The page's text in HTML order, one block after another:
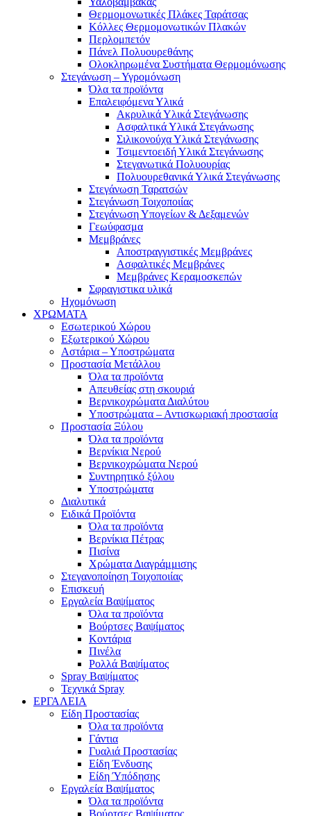
Θερμομονωτικές Πλάκες Ταράτσας
Κόλλες Θερμομονωτικών Πλακών
Περλομπετόν
Πάνελ Πολυουρεθάνης
Ολοκληρωμένα Συστήματα Θερμομόνωσης
Στεγάνωση – Υγρομόνωση
Όλα τα προϊόντα
Επαλειφόμενα Υλικά
Ακρυλικά Υλικά Στεγάνωσης
Ασφαλτικά Υλικά Στεγάνωσης
Σιλικονούχα Υλικά Στεγάνωσης
Τσιμεντοειδή Υλικά Στεγάνωσης
Στεγανωτικά Πολυουρίας
Πολυουρεθανικά Υλικά Στεγάνωσης
Στεγάνωση Ταρατσών
Στεγάνωση Τοιχοποιίας
Στεγάνωση Υπογείων & Δεξαμενών
Γεωύφασμα
Μεμβράνες
Αποστραγγιστικές Μεμβράνες
Ασφαλτικές Μεμβράνες
Μεμβράνες Κεραμοσκεπών
Σφραγιστικα υλικά
Ηχομόνωση
ΧΡΩΜΑΤΑ
Εσωτερικού Χώρου
Εξωτερικού Χώρου
Αστάρια – Υποστρώματα
Προστασία Μετάλλου
Όλα τα προϊόντα
Απευθείας στη σκουριά
Βερνικοχρώματα Διαλύτου
Υποστρώματα – Αντισκωριακή προστασία
Προστασία Ξύλου
Όλα τα προϊόντα
Βερνίκια Νερού
Βερνικοχρώματα Νερού
Συντηρητικό ξύλου
Υποστρώματα
Διαλυτικά
Ειδικά Προϊόντα
Όλα τα προϊόντα
Βερνίκια Πέτρας
Πισίνα
Χρώματα Διαγράμμισης
Στεγανοποίηση Τοιχοποιίας
Επισκευή
Εργαλεία Βαψίματος
Όλα τα προϊόντα
Βούρτσες Βαψίματος
Κοντάρια
Πινέλα
Ρολλά Βαψίματος
Spray Βαψίματος
Τεχνικά Spray
ΕΡΓΑΛΕΙΑ
Είδη Προστασίας
Όλα τα προϊόντα
Γάντια
Γυαλιά Προστασίας
Είδη Ένδυσης
Είδη Ύπόδησης
Εργαλεία Βαψίματος
Όλα τα προϊόντα
Βούρτσες Βαψίματος